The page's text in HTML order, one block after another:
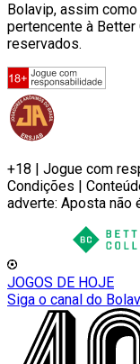
Bolavip, assim
pertencente à
reservados.
+18 | Jogue com
Condições |
adverte: Aposta não
JOGOS DE HOJE
Siga o canal do